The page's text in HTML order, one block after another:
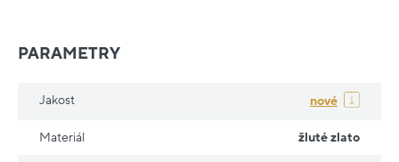
PARAMETRY
Jakost nové
Materiál žluté zlato